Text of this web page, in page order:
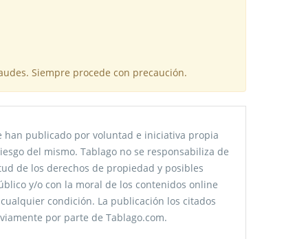
Siempre procede con precaución.
han publicado por voluntad e iniciativa propia
del mismo. Tablago no se responsabiliza de
de los derechos de propiedad y posibles
y/o con la moral de los contenidos online
condición. La publicación los citados
por parte de Tablago.com.